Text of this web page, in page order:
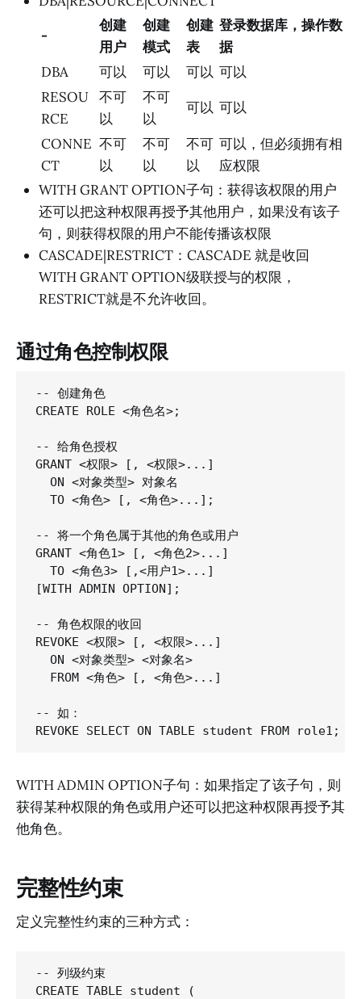
-
创建
用户
创建
模式
创建
表
登录数据库，操作数
据
DBA
可以 可以 可以 可以
RESOU
RCE
不可
以
不可
以
可以 可以
CONNE
CT
不可
以
不可
以
不可
以
可以，但必须拥有相
应权限
WITH GRANT OPTION子句：获得该权限的用户
还可以把这种权限再授予其他用户，如果没有该子
句，则获得权限的用户不能传播该权限
CASCADE|RESTRICT：CASCADE 就是收回
WITH GRANT OPTION级联授与的权限，
RESTRICT就是不允许收回。
通过角色控制权限
-- 创建角色
CREATE ROLE <角色名>;
-- 给角色授权
GRANT <权限> [, <权限>...]
  ON <对象类型> 对象名
  TO <角色> [, <角色>...];
-- 将一个角色属于其他的角色或用户
GRANT <角色1> [, <角色2>...]
  TO <角色3> [,<用户1>...]
[WITH ADMIN OPTION];
-- 角色权限的收回
REVOKE <权限> [, <权限>...]
  ON <对象类型> <对象名>
  FROM <角色> [, <角色>...]
-- 如：
WITH ADMIN OPTION子句：如果指定了该子句，则
获得某种权限的角色或用户还可以把这种权限再授予其
他角色。
完整性约束
定义完整性约束的三种方式：
-- 列级约束
CREATE TABLE student (